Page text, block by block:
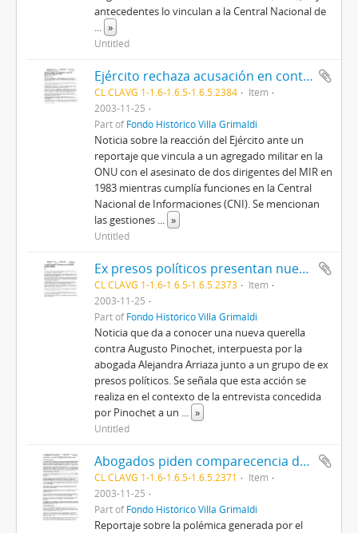
antecedentes lo vinculan a la Central Nacional de
... »
Untitled
Ejército rechaza acusación en contra de agregado militar en la ONU
CL CLAVG 1-1.6-1.6.5-1.6.5.2384
Item
2003-11-25
Part ofFondo Histórico Villa Grimaldi
Noticia sobre la reacción del Ejército ante un
reportaje que vincula a un agregado militar en la
ONU con el asesinato de dos dirigentes del MIR en
1983 mientras cumplía funciones en la Central
Nacional de Informaciones (CNI). Se mencionan
las gestiones ... »
Untitled
Ex presos políticos presentan nueva querella contra Pinochet
CL CLAVG 1-1.6-1.6.5-1.6.5.2373
Item
2003-11-25
Part ofFondo Histórico Villa Grimaldi
Noticia que da a conocer una nueva querella
contra Augusto Pinochet, interpuesta por la
abogada Alejandra Arriaza junto a un grupo de ex
presos políticos. Se señala que esta acción se
realiza en el contexto de la entrevista concedida
por Pinochet a un ... »
Untitled
Abogados piden comparecencia de agregado militar de Chile en la ONU
CL CLAVG 1-1.6-1.6.5-1.6.5.2371
Item
2003-11-25
Part ofFondo Histórico Villa Grimaldi
Reportaje sobre la polémica generada por el